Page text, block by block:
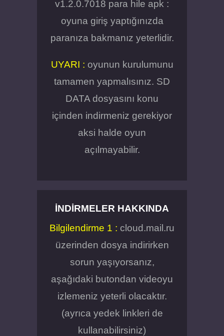
v1.2.0.7018 para hile apk :
oyuna giriş yaptığınızda
paranıza bakmanız yeterlidir.
UYARI : oyunun kurulumunu
tamamen yapmalısınız. SD
DATA dosyasını konu
içinden indirmeniz gerekiyor
aksi halde oyun
açılmayabilir.
İNDIRMELER HAKKINDA
Bilgilendirme 1 : cloud.mail.ru
üzerinden dosya indirirken
sorun yaşıyorsanız,
aşağıdaki butondan videoyu
izlemeniz yeterli olacaktır.
(ayrıca yedek linkleri de
kullanabilirsiniz)